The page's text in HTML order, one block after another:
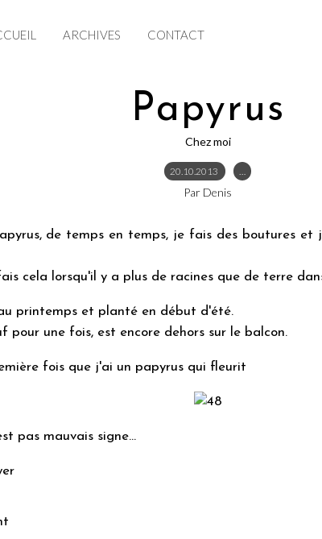
ARCHIVES CONTACT
Papyrus
Chez moi
20.10.2013 …
Par Denis
de temps en temps, je fais des boutures et
cela lorsqu'il y a plus de racines que de terre
printemps et planté en début d'été.
pour une fois, est encore dehors sur le balcon.
fois que j'ai un papyrus qui fleurit
pas mauvais signe...